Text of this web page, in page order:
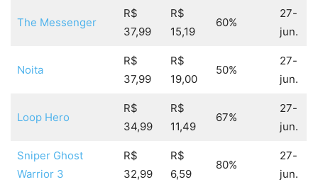
The Messenger
R$
37,99
R$
15,19
60%
27-
jun.
Noita
R$
37,99
R$
19,00
50%
27-
jun.
Loop Hero
R$
34,99
R$
11,49
67%
27-
jun.
Sniper Ghost
Warrior 3
R$
32,99
R$
6,59
80%
27-
jun.